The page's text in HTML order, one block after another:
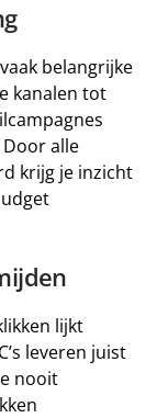
belangrijke
kanalen tot
alle
krijg je inzicht
lijkt
leveren juist
nooit